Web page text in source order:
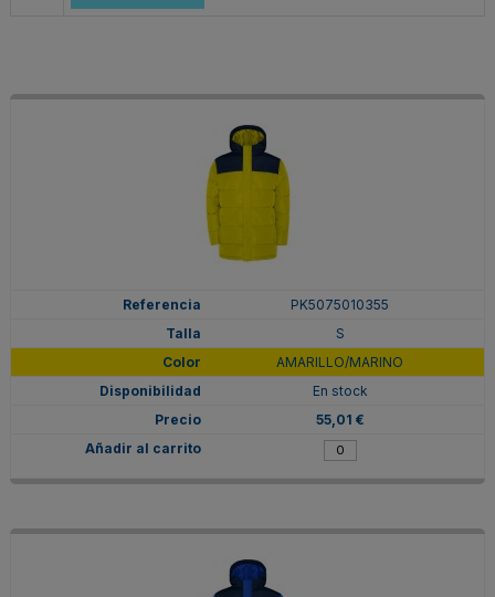
PK5075010355
S
AMARILLO/MARINO
En stock
55,01 €